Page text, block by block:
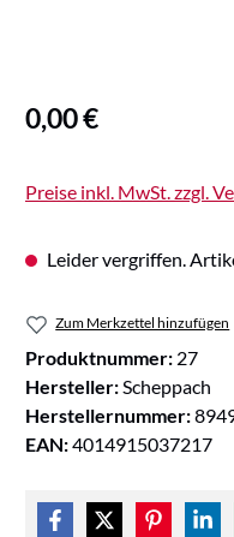
Regulärer Preis:
0,00 €
Preise inkl. MwSt. zzgl.
Leider vergriffen.
Zum Merkzettel hinzufügen
Produktnummer: 27
Hersteller: Scheppach
Herstellernummer:
EAN:4014915037217